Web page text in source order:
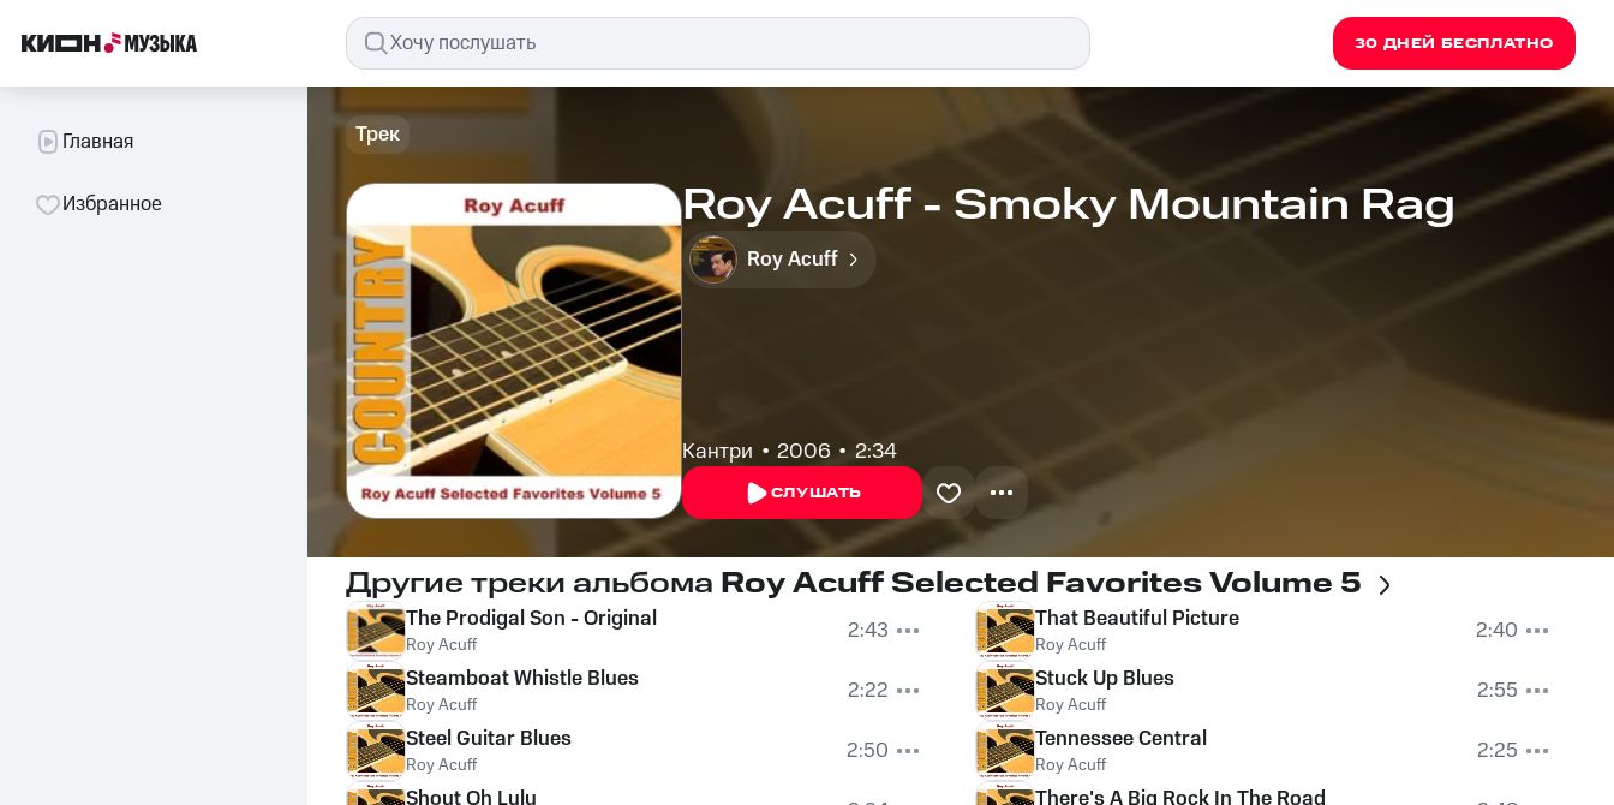
30 ДНЕЙ БЕСПЛАТНО
Главная
Избранное
Трек
Roy Acuff - Smoky Mountain Rag
Roy Acuff
Кантри 2006 2:34
СЛУШАТЬ
Другие треки альбома Roy Acuff Selected Favorites Volume 5
The Prodigal Son - Original
Roy Acuff
2:43
Steamboat Whistle Blues
Roy Acuff
2:22
Steel Guitar Blues
Roy Acuff
2:50
Shout Oh Lulu
That Beautiful Picture
Roy Acuff
2:40
Stuck Up Blues
Roy Acuff
2:55
Tennessee Central
Roy Acuff
2:25
There's A Big Rock In The Road